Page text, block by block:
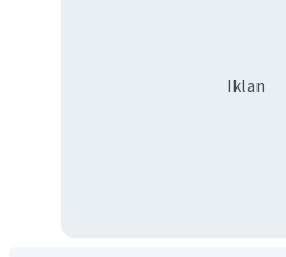
Iklan